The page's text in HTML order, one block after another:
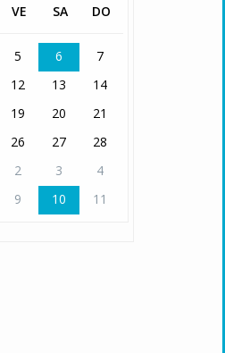
VE SA DO
5 6
7
12 13
14
19 20
21
26 27
28
2 3
4
9 10 11